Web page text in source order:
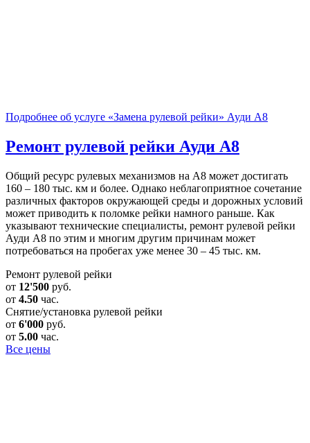
Подробнее об услуге «Замена рулевой рейки» Ауди А8
Ремонт рулевой рейки Ауди А8
Общий ресурс рулевых механизмов на А8 может достигать
160 – 180 тыс. км и более. Однако неблагоприятное сочетание
различных факторов окружающей среды и дорожных условий
может приводить к поломке рейки намного раньше. Как
указывают технические специалисты, ремонт рулевой рейки
Ауди А8 по этим и многим другим причинам может
потребоваться на пробегах уже менее 30 – 45 тыс. км.
Ремонт рулевой рейки
от 12'500 руб.
от 4.50 час.
Снятие/установка рулевой рейки
от 6'000 руб.
от 5.00 час.
Все цены